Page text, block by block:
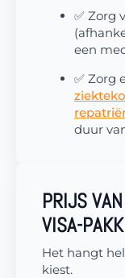
✅ Zorg
een
✅ Zorg
duur
PRIJS
VISA-
Het hangt
kiest.